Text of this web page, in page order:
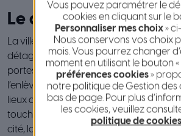
Le détaggage
La ville de Nice consacre un important
détaggage ” des murs privés et publics
portes, rideaux fermetures, parois
l’enlèvement des affiches et autres
lieux autorisés. Ces actes d’incivisme
touchent plus particulièrement le cœur
cité, la vieille ville, cible incessante des ”
Vous pouvez paramétrer le
cookies en cliquant sur le
Personnaliser mes choix»
Nous conservons vos choix
mois. Vous pourrez changer
moment en utilisant le bouton «
préférences cookies»
notre politique de Gestion des
bas de page. Pour plus
les cookies, veuillez
politique de cookies